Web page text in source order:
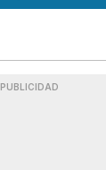
PUBLICIDAD